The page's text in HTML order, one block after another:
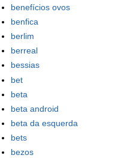
benefícios ovos
benfica
berlim
berreal
bessias
bet
beta
beta android
beta da esquerda
bets
bezos